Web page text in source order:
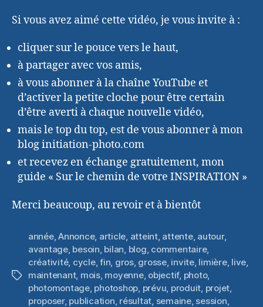
Si vous avez aimé cette vidéo, je vous invite à :
cliquer sur le pouce vers le haut,
à partager avec vos amis,
à vous abonner à la chaîne YouTube et
d’activer la petite cloche pour être certain
d’être averti à chaque nouvelle vidéo,
mais le top du top, est de vous abonner à mon
blog initiation-photo.com
et recevez en échange gratuitement, mon
guide « Sur le chemin de votre INSPIRATION »
Merci beaucoup, au revoir et à bientôt
Étiquettes
année,Annonce, article atteint, attente, autour,
avantage, besoin bilan blog commentaire,
créativité, cycle,fin gros, grosse, invite, limière, live
maintenant, mois, moyenne, objectif, photo,
photomontage, photoshop prévu produit projet
proposer, publication résultat semaine, session